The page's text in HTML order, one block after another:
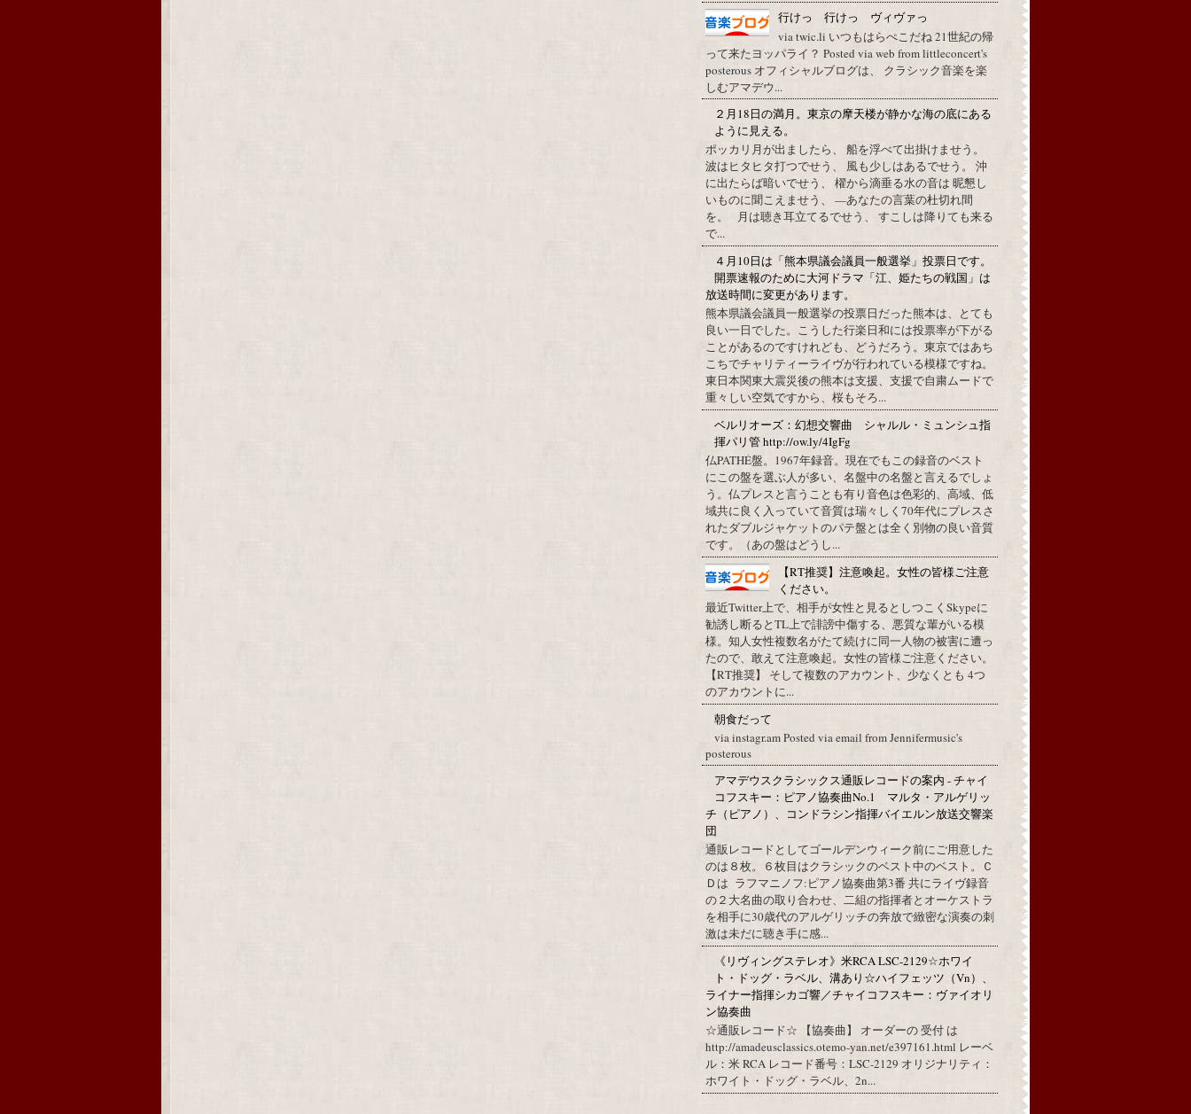
行けっ 行けっ ヴィヴァっ
via twic.li いつもはらぺこだね 21世紀の帰
って来たヨッパライ？ Posted via web from littleconcert's
posterous オフィシャルブログは、 クラシック音楽を楽
しむアマデウ...
２月18日の満月。東京の摩天楼が静かな海の底にある
ように見える。
ポッカリ月が出ましたら、 船を浮べて出掛けませう。
波はヒタヒタ打つでせう、 風も少しはあるでせう。 沖
に出たらば暗いでせう、 櫂から滴垂る水の音は 昵懇し
いものに聞こえませう、 —あなたの言葉の杜切れ間
を。 月は聴き耳立てるでせう、 すこしは降りても来る
で...
４月10日は「熊本県議会議員一般選挙」投票日です。
開票速報のために大河ドラマ「江、姫たちの戦国」は
放送時間に変更があります。
熊本県議会議員一般選挙の投票日だった熊本は、とても
良い一日でした。こうした行楽日和には投票率が下がる
ことがあるのですけれども、どうだろう。東京ではあち
こちでチャリティーライヴが行われている模様ですね。
東日本関東大震災後の熊本は支援、支援で自粛ムードで
重々しい空気ですから、桜もそろ...
ベルリオーズ：幻想交響曲 シャルル・ミュンシュ指
揮パリ管 http://ow.ly/4IgFg
仏PATHÉ盤。1967年録音。現在でもこの録音のベスト
にこの盤を選ぶ人が多い、名盤中の名盤と言えるでしょ
う。仏プレスと言うことも有り音色は色彩的、高域、低
域共に良く入っていて音質は瑞々しく70年代にプレスさ
れたダブルジャケットのパテ盤とは全く別物の良い音質
です。（あの盤はどうし...
【RT推奨】注意喚起。女性の皆様ご注意
ください。
最近Twitter上で、相手が女性と見るとしつこくSkypeに
勧誘し断るとTL上で誹謗中傷する、悪質な輩がいる模
様。知人女性複数名がたて続けに同一人物の被害に遭っ
たので、敢えて注意喚起。女性の皆様ご注意ください。
【RT推奨】 そして複数のアカウント、少なくとも 4つ
のアカウントに...
朝食だって
via instagr.am Posted via email from Jennifermusic's
posterous
アマデウスクラシックス通販レコードの案内 - チャイ
コフスキー：ピアノ協奏曲No.1 マルタ・アルゲリッ
チ（ピアノ）、コンドラシン指揮バイエルン放送交響楽
団
通販レコードとしてゴールデンウィーク前にご用意した
のは８枚。６枚目はクラシックのベスト中のベスト。Ｃ
Ｄは ラフマニノフ:ピアノ協奏曲第3番 共にライヴ録音
の２大名曲の取り合わせ、二組の指揮者とオーケストラ
を相手に30歳代のアルゲリッチの奔放で緻密な演奏の刺
激は未だに聴き手に感...
《リヴィングステレオ》米RCA LSC-2129☆ホワイ
ト・ドッグ・ラベル、溝あり☆ハイフェッツ（Vn）、
ライナー指揮シカゴ響／チャイコフスキー：ヴァイオリ
ン協奏曲
☆通販レコード☆ 【協奏曲】 オーダーの 受付 は
http://amadeusclassics.otemo-yan.net/e397161.html レーベ
ル：米 RCA レコード番号：LSC-2129 オリジナリティ：
ホワイト・ドッグ・ラベル、2n...